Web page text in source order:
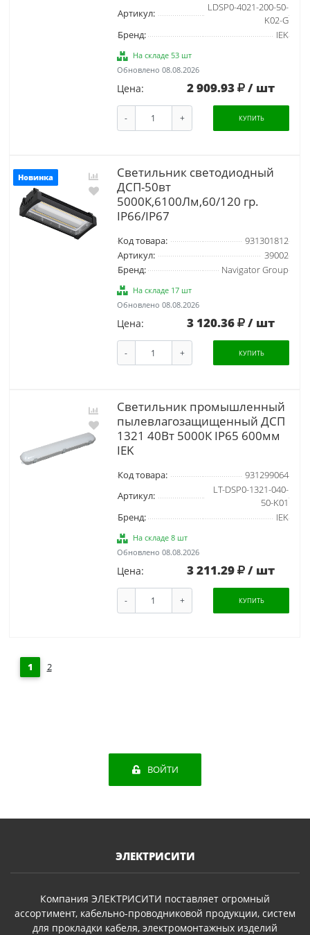
Артикул:
LDSP0-4021-200-50-
K02-G
Бренд:
IEK
На складе 53 шт
Обновлено 08.08.2026
Цена: 2 909.93 / шт
- + КУПИТЬ
Новинка
Светильник светодиодный
ДСП-50вт
5000К,6100Лм,60/120 гр.
IP66/IP67
Код товара:
931301812
Артикул:
39002
Бренд:
Navigator Group
На складе 17 шт
Обновлено 08.08.2026
Цена: 3 120.36 / шт
- + КУПИТЬ
Светильник промышленный
пылевлагозащищенный ДСП
1321 40Вт 5000К IP65 600мм
IEK
Код товара:
931299064
Артикул:
LT-DSP0-1321-040-
50-K01
Бренд:
IEK
На складе 8 шт
Обновлено 08.08.2026
Цена: 3 211.29 / шт
- + КУПИТЬ
1 2
ВОЙТИ
ЭЛЕКТРИСИТИ
Компания ЭЛЕКТРИСИТИ поставляет огромный
ассортимент, кабельно-проводниковой продукции, систем
для прокладки кабеля, электромонтажных изделий